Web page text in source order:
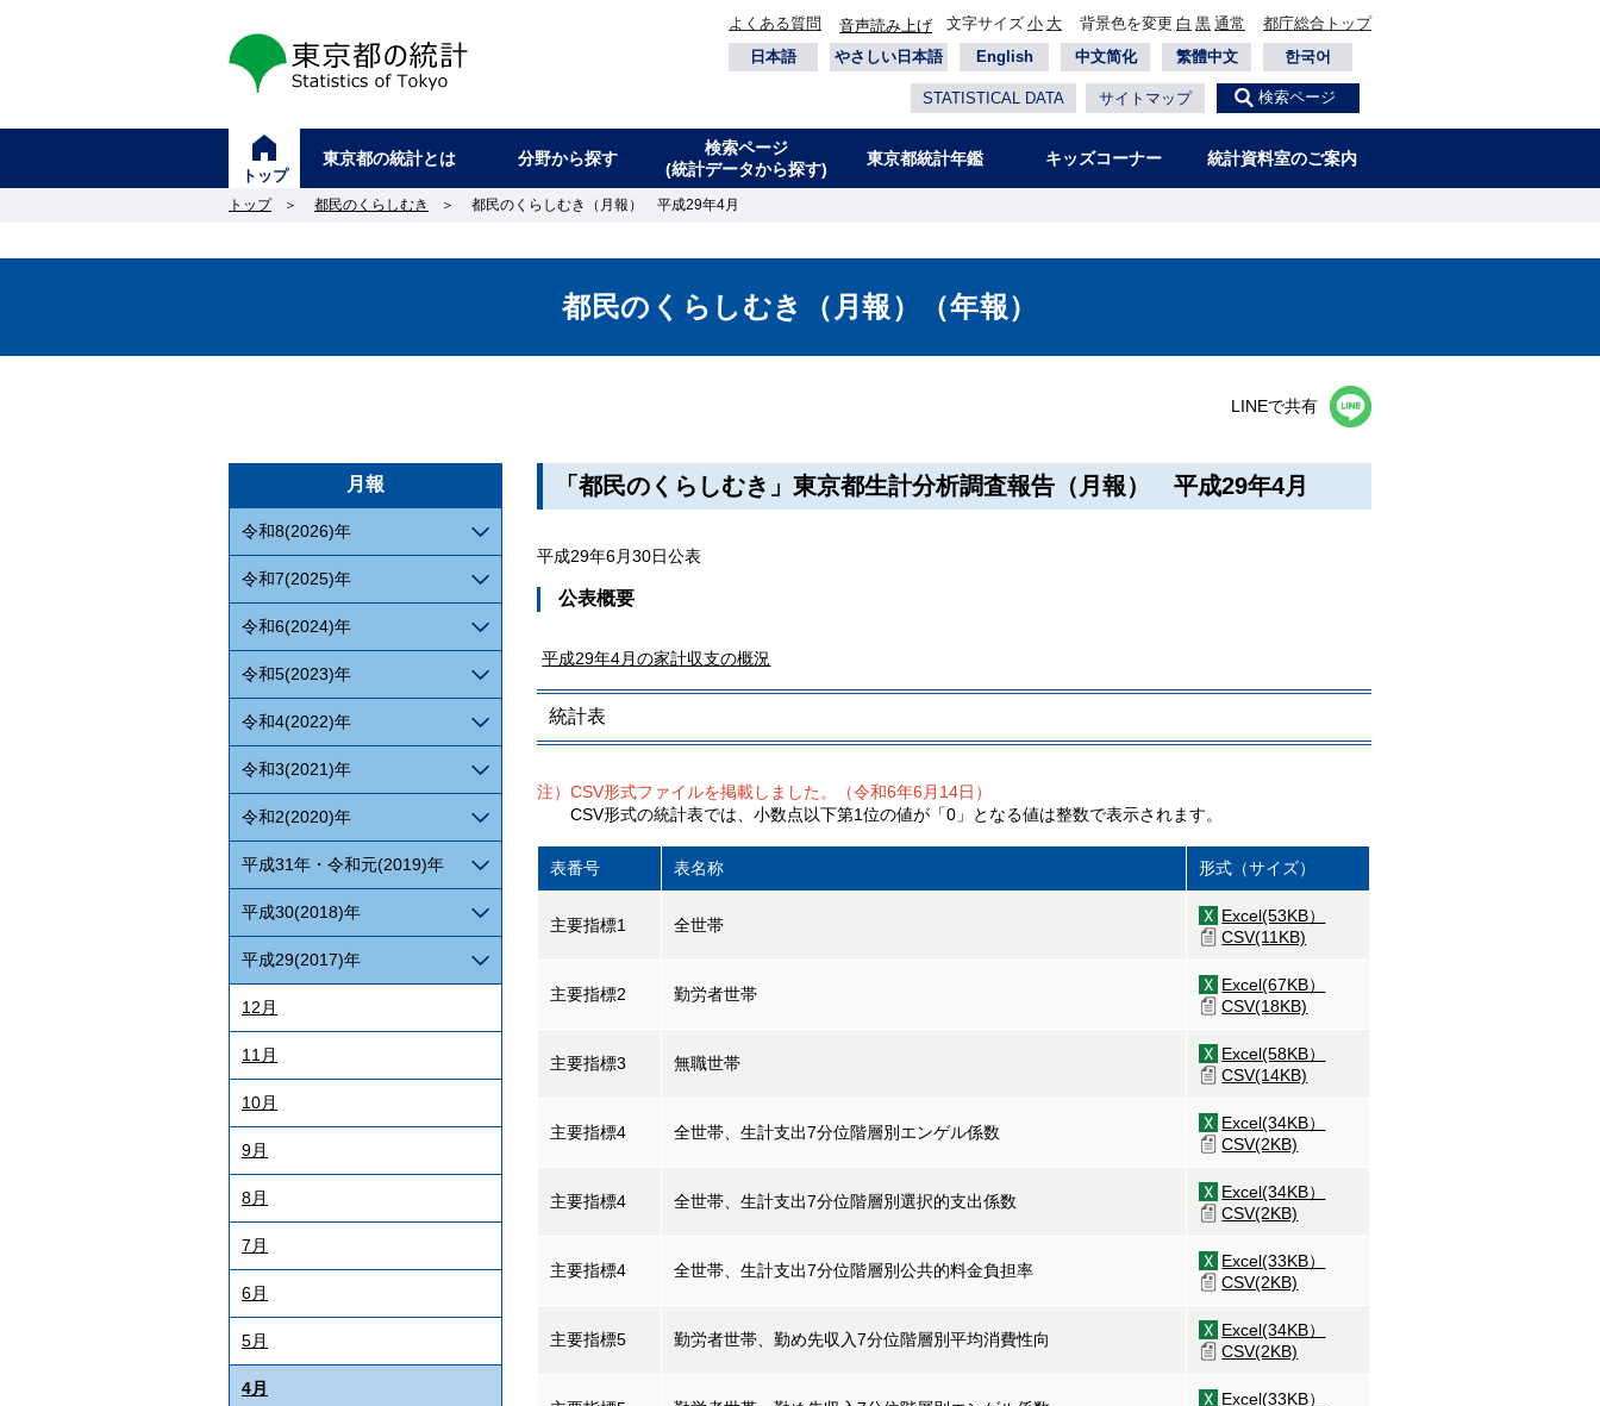
東京都の統計
よくある質問 音声読み上げ 文字サイズ 小 大 背景色を変更 白 黒 通常
都庁総合トップ
日本語
やさしい日本語 English 中文简化 繁體中文 한국어
STATISTICAL DATA サイトマップ 検索ページ
トップ
東京都の統計とは 分野から探す
検索ページ
(統計データから探す)
東京都統計年鑑 キッズコーナー 統計資料室のご案内
トップ ＞ 都民のくらしむき ＞ 都民のくらしむき（月報） 平成29年4月
都民のくらしむき（月報）（年報）
LINEで共有
月報
令和8(2026)年
令和7(2025)年
令和6(2024)年
令和5(2023)年
令和4(2022)年
令和3(2021)年
令和2(2020)年
平成31年・令和元(2019)年
平成30(2018)年
平成29(2017)年
12月
11月
10月
9月
8月
7月
6月
5月
4月
「都民のくらしむき」東京都生計分析調査報告（月報） 平成29年4月
平成29年6月30日公表
公表概要
平成29年4月の家計収支の概況
統計表
注）CSV形式ファイルを掲載しました。（令和6年6月14日）
CSV形式の統計表では、小数点以下第1位の値が「0」となる値は整数で表示されます。
表番号 表名称 形式（サイズ）
主要指標1 全世帯
Excel(53KB）
CSV(11KB)
主要指標2 勤労者世帯
Excel(67KB）
CSV(18KB)
主要指標3 無職世帯
Excel(58KB）
CSV(14KB)
主要指標4 全世帯、生計支出7分位階層別エンゲル係数
Excel(34KB）
CSV(2KB)
主要指標4 全世帯、生計支出7分位階層別選択的支出係数
Excel(34KB）
CSV(2KB)
主要指標4 全世帯、生計支出7分位階層別公共的料金負担率
Excel(33KB）
CSV(2KB)
主要指標5 勤労者世帯、勤め先収入7分位階層別平均消費性向
Excel(34KB）
CSV(2KB)
Excel(33KB）